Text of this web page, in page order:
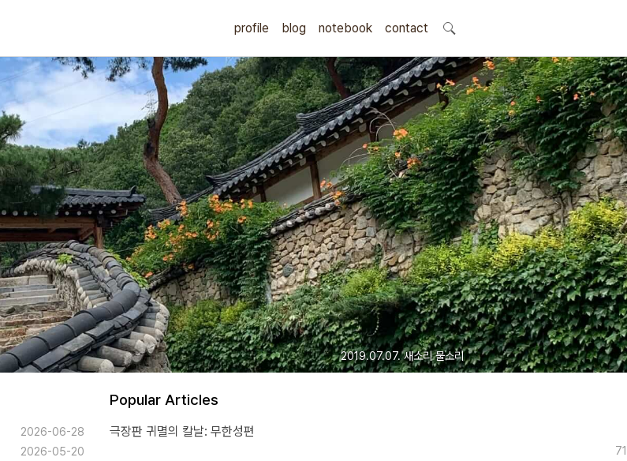
profile blog notebook contact
search
2019.07.07. 새소리 물소리
2026-06-28
2026-05-20
Popular Articles
극장판 귀멸의 칼날: 무한성편
71